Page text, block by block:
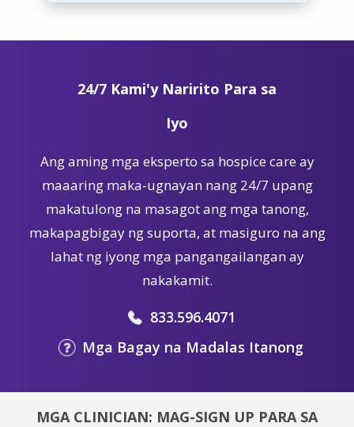
24/7 Kami'y Naririto Para sa
Iyo
Ang aming mga eksperto sa hospice care ay
maaaring maka-ugnayan nang 24/7 upang
makatulong na masagot ang mga tanong,
makapagbigay ng suporta, at masiguro na ang
lahat ng iyong mga pangangailangan ay
nakakamit.
833.596.4071
Mga Bagay na Madalas Itanong
MGA CLINICIAN: MAG-SIGN UP PARA SA